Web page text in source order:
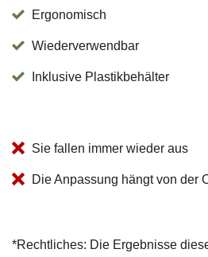
Ergonomisch
Wiederverwendbar
Inklusive Plastikbehälter
Sie fallen immer wieder aus
Die Anpassung hängt von der
*Rechtliches: Die Ergebnisse